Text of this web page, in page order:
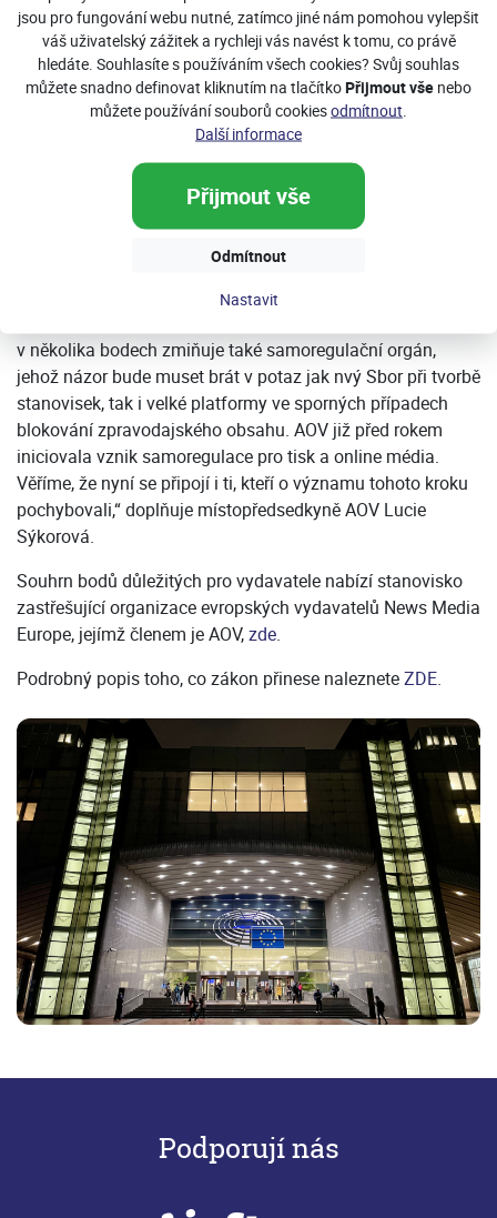
jsou pro fungování webu nutné, zatímco jiné nám pomohou vylepšit
váš uživatelský zážitek a rychleji vás navést k tomu, co právě
hledáte. Souhlasíte s používáním všech cookies? Svůj souhlas
můžete snadno definovat kliknutím na tlačítkoPřijmout vše nebo
můžete používání souborů cookiesodmítnout
Další informace
Přijmout vše
Odmítnout
Nastavit
svévolně blokovat obsah zpravodajských médií bez
předchozího upozornění minimálně 24 hodin předem a bez
snahy o vyjasnění sporných případů.
Mediálnímu trhu pomůže i to, že vlastnictví médií a
přidělování státní reklamy bude muset být transparentní.
„Zákon je přelomovým krokem především z pohledu uznání
důležitosti svobodných médií pro zachování demokracie.
upřednostnili záruky pro svobodu médií a transparentnost i
přes nátlak některých vlád a vlastníků velkých
v několika bodech zmiňuje také samoregulační orgán,
jehož názor bude muset brát v potaz jak nvý Sbor při tvorbě
stanovisek, tak i velké platformy ve sporných případech
blokování zpravodajského obsahu. AOV již před rokem
iniciovala vznik samoregulace pro tisk a online média.
Věříme, že nyní se připojí i ti, kteří o významu tohoto kroku
pochybovali,“ doplňuje místopředsedkyně AOV Lucie
Sýkorová.
Souhrn bodů důležitých pro vydavatele nabízí stanovisko
zastřešující organizace evropských vydavatelů News Media
Europe, jejímž členem je AOV,zde.
Podrobný popis toho, co zákon přinese nalezneteZDE.
Podporují nás